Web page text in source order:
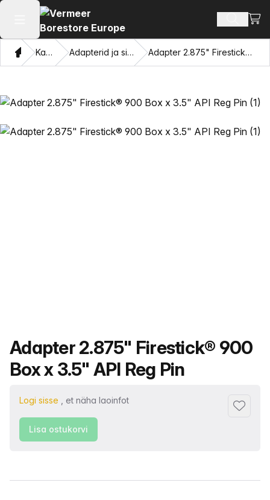
Ava peamenüü Otsi
KoduKataloogi Adapterid ja silmade tõmbamine Adapter 2.875" Firestick® 900 Box x 3.5" API Reg Pin
Toote nimi
Adapter 2.875" Firestick® 900
Box x 3.5" API Reg Pin
Logi sisse , et näha laoinfot
Lisa
Lisa ostukorvi